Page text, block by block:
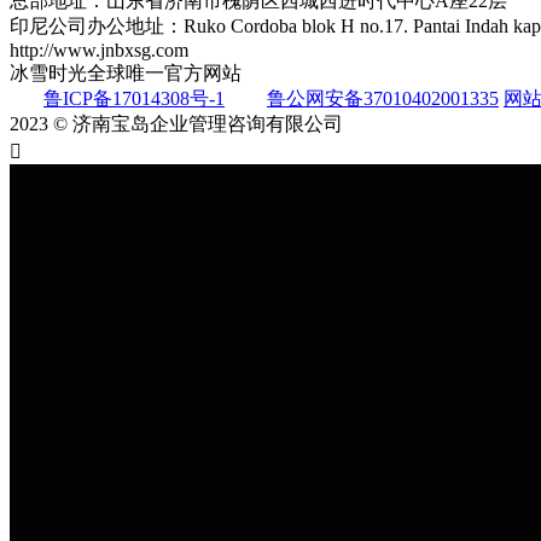
印尼公司办公地址：Ruko Cordoba blok H no.17. Pantai Indah
http://www.jnbxsg.com
冰雪时光全球唯一官方网站
鲁ICP备17014308号-1
鲁公网安备37010402001335 网
2023 © 济南宝岛企业管理咨询有限公司
